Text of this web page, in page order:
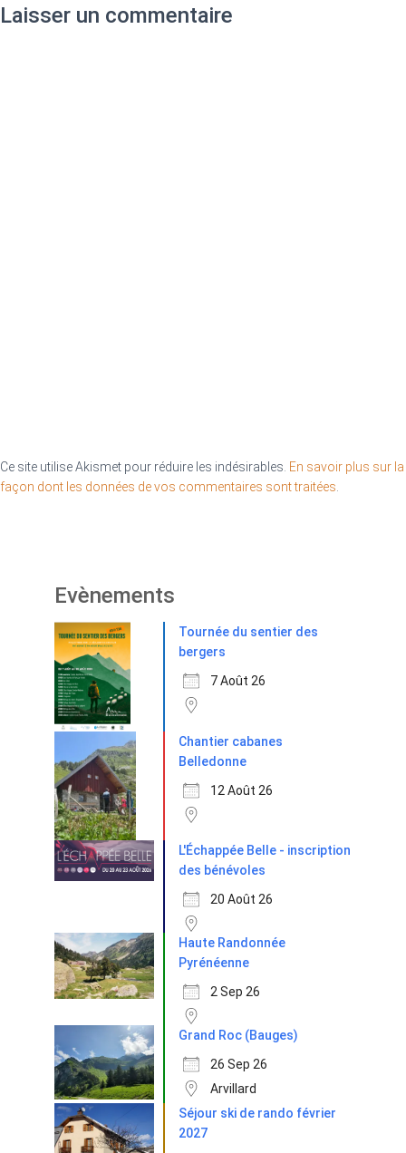
Laisser un commentaire
Ce site utilise Akismet pour réduire les indésirables. En savoir plus sur la
façon dont les données de vos commentaires sont traitées.
Evènements
Tournée du sentier des
bergers
7 Août 26
Chantier cabanes
Belledonne
12 Août 26
L'Échappée Belle - inscription
des bénévoles
20 Août 26
Haute Randonnée
Pyrénéenne
2 Sep 26
Grand Roc (Bauges)
26 Sep 26
Arvillard
Séjour ski de rando février
2027